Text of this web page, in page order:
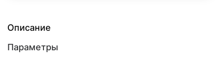
Описание
Параметры